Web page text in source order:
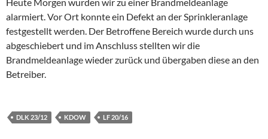
alarmiert. Vor Ort konnte ein Defekt an der Sprinkleranlage
festgestellt werden. Der Betroffene Bereich wurde durch uns
abgeschiebert und im Anschluss stellten wir die
Brandmeldeanlage wieder zurück und übergaben diese an den
Betreiber.
DLK 23/12 KDOW LF 20/16